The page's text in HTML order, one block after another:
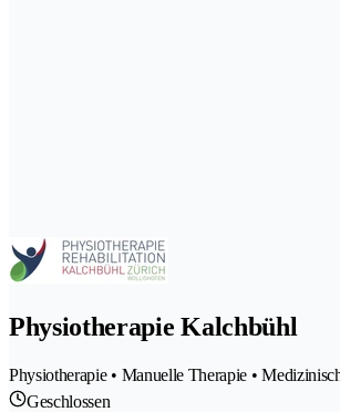
Physiotherapie Kalchbühl
Physiotherapie • Manuelle Therapie •
Geschlossen